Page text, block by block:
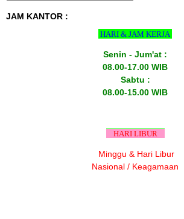
JAM KANTOR :
HARI & JAM KERJA
Senin - Jum'at :
08.00-17.00 WIB
Sabtu :
08.00-15.00 WIB
HARI LIBUR
Minggu & Hari Libur
Nasional / Keagamaan